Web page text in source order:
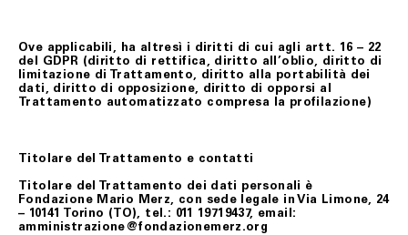
Ove applicabili, ha altresì i diritti di cui agli artt. 16 – 22
del GDPR (diritto di rettifica, diritto all’oblio, diritto di
limitazione di Trattamento, diritto alla portabilità dei
dati, diritto di opposizione, diritto di opporsi al
Trattamento automatizzato compresa la profilazione)
Titolare del Trattamento e contatti
Titolare del Trattamento dei dati personali è
Fondazione Mario Merz, con sede legale in Via Limone, 24
– 10141 Torino (TO), tel.: 011 19719437, email:
amministrazione@fondazionemerz.org